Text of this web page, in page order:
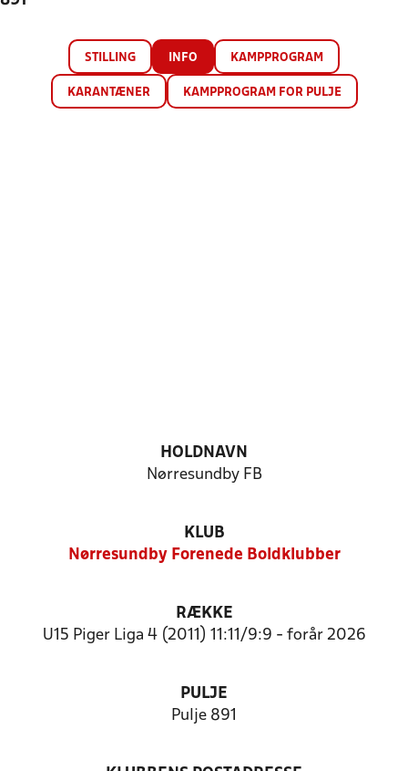
STILLING INFO KAMPPROGRAM
KARANTÆNER KAMPPROGRAM FOR PULJE
HOLDNAVN
Nørresundby FB
KLUB
Nørresundby Forenede Boldklubber
RÆKKE
U15 Piger Liga 4 (2011) 11:11/9:9 - forår 2026
PULJE
Pulje 891